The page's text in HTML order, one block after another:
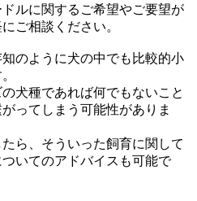
ルに関するご希望やご要望が
ご相談ください。
知のように犬の中でも比較的小
犬種であれば何でもないこと
ってしまう可能性がありま
ら、そういった飼育に関して
いてのアドバイスも可能で